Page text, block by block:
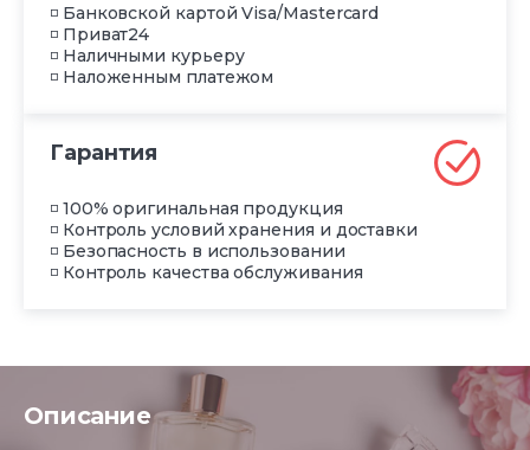
◽ Банковской картой Visa/Mastercard
◽ Приват24
◽ Наличными курьеру
◽ Наложенным платежом
Гарантия
◽ 100% оригинальная продукция
◽ Контроль условий хранения и доставки
◽ Безопасность в использовании
◽ Контроль качества обслуживания
Описание